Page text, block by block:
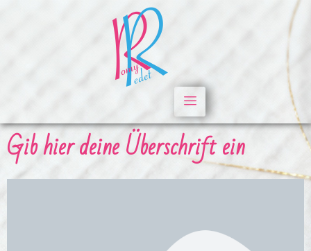
Gib hier deine Überschrift ein